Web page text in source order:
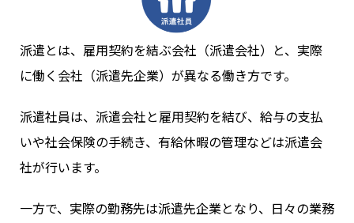
派遣とは、雇用契約を結ぶ会社（派遣会社）と、実際
に働く会社（派遣先企業）が異なる働き方です。
派遣社員は、派遣会社と雇用契約を結び、給与の支払
いや社会保険の手続き、有給休暇の管理などは派遣会
社が行います。
一方で、実際の勤務先は派遣先企業となり、日々の業務